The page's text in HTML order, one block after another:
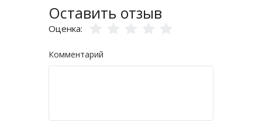
Оставить отзыв
Оценка:
Комментарий